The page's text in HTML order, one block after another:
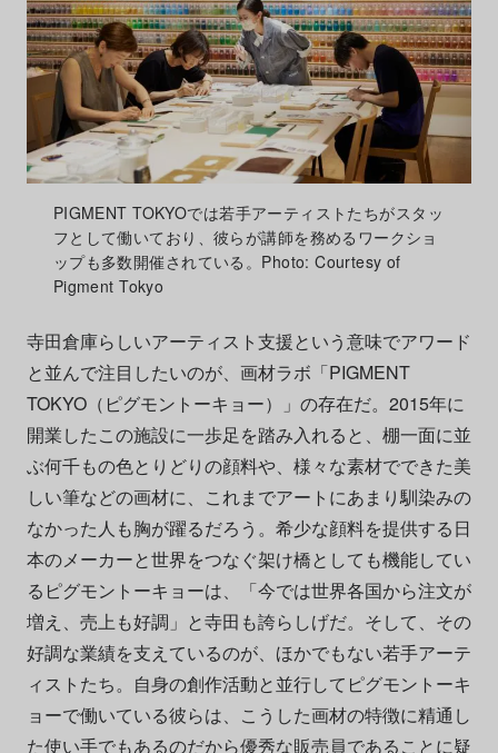
PIGMENT TOKYOでは若手アーティストたちがスタッ
フとして働いており、彼らが講師を務めるワークショ
ップも多数開催されている。Photo: Courtesy of
Pigment Tokyo
寺田倉庫らしいアーティスト支援という意味でアワード
と並んで注目したいのが、画材ラボ「PIGMENT
TOKYO（ピグモントーキョー）」の存在だ。2015年に
開業したこの施設に一歩足を踏み入れると、棚一面に並
ぶ何千もの色とりどりの顔料や、様々な素材でできた美
しい筆などの画材に、これまでアートにあまり馴染みの
なかった人も胸が躍るだろう。希少な顔料を提供する日
本のメーカーと世界をつなぐ架け橋としても機能してい
るピグモントーキョーは、「今では世界各国から注文が
増え、売上も好調」と寺田も誇らしげだ。そして、その
好調な業績を支えているのが、ほかでもない若手アーテ
ィストたち。自身の創作活動と並行してピグモントーキ
ョーで働いている彼らは、こうした画材の特徴に精通し
た使い手でもあるのだから優秀な販売員であることに疑